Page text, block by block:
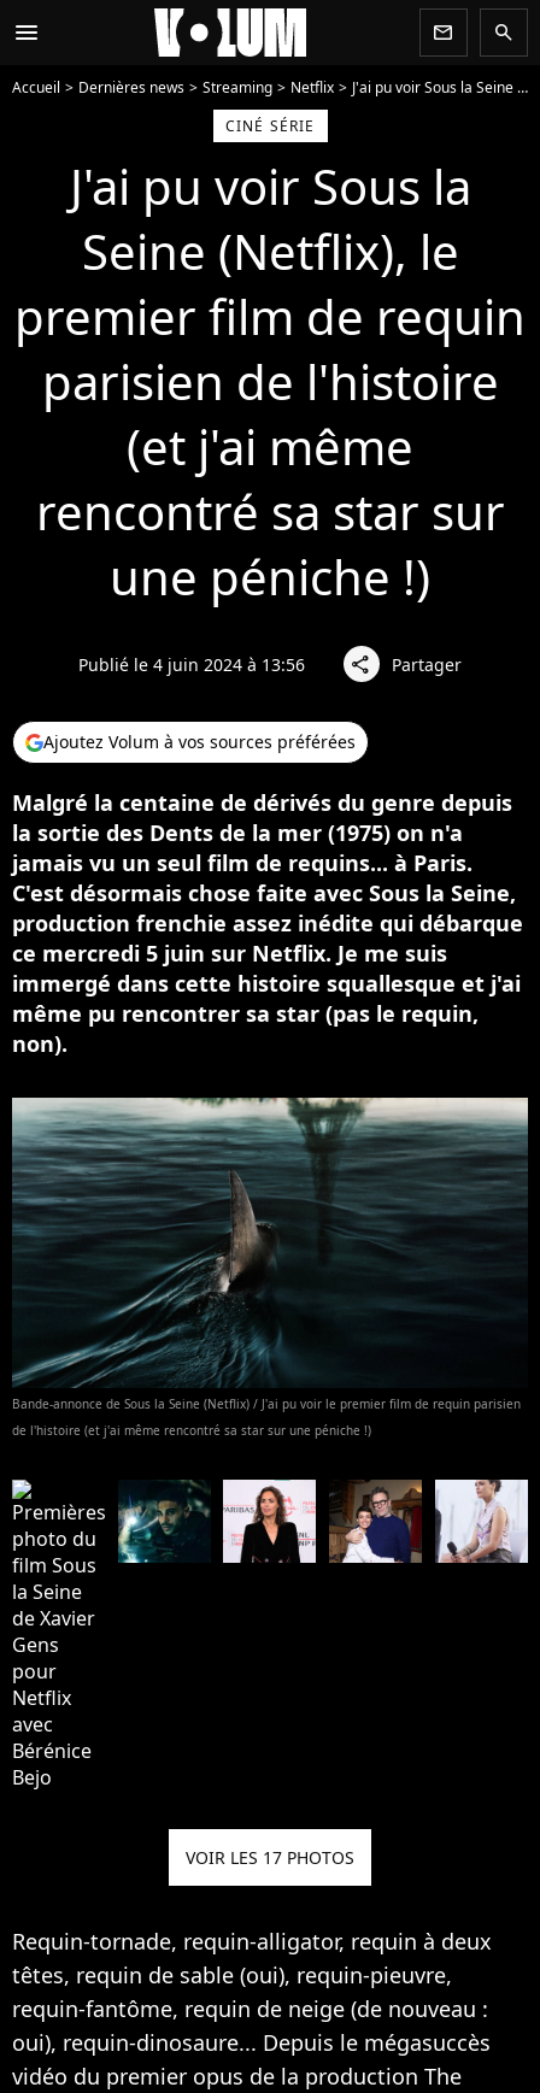
menu newsletter search
Accueil Dernières news Streaming Netflix
J'ai pu voir Sous la Seine (Netflix), le premier film de requin parisien de l'histoire (et j'ai même rencontré sa star sur une péniche !)
CINÉ SÉRIE
J'ai pu voir Sous la
Seine (Netflix), le
premier film de requin
parisien de l'histoire
(et j'ai même
rencontré sa star sur
une péniche !)
Publié le 4 juin 2024 à 13:56 share Partager
Ajoutez Volum à vos sources préférées
Malgré la centaine de dérivés du genre depuis
la sortie des Dents de la mer (1975) on n'a
jamais vu un seul film de requins... à Paris.
C'est désormais chose faite avec Sous la Seine,
production frenchie assez inédite qui débarque
ce mercredi 5 juin sur Netflix. Je me suis
immergé dans cette histoire squallesque et j'ai
même pu rencontrer sa star (pas le requin,
non).
Bande-annonce de Sous la Seine (Netflix) / J'ai pu voir le premier film de requin parisien
de l'histoire (et j'ai même rencontré sa star sur une péniche !)
VOIR LES 17 PHOTOS
Requin-tornade, requin-alligator, requin à deux
têtes, requin de sable (oui), requin-pieuvre,
requin-fantôme, requin de neige (de nouveau :
oui), requin-dinosaure... Depuis le mégasuccès
vidéo du premier opus de la production The